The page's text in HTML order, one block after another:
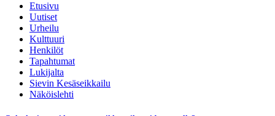
Etusivu
Uutiset
Urheilu
Kulttuuri
Henkilöt
Tapahtumat
Lukijalta
Sievin Kesäseikkailu
Näköislehti